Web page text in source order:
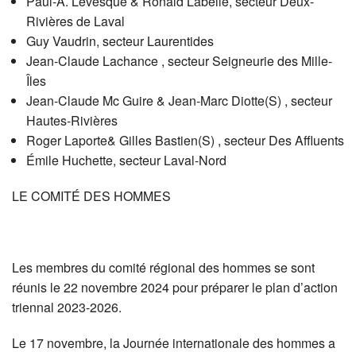
Rivières de Laval
Guy Vaudrin, secteur Laurentides
Jean-Claude Lachance , secteur Seigneurie des Mille-
Îles
Jean-Claude Mc Guire & Jean-Marc Diotte(S) , secteur
Hautes-Rivières
Roger Laporte& Gilles Bastien(S) , secteur Des Affluents
Émile Huchette, secteur Laval-Nord
LE COMITÉ DES HOMMES
Les membres du comité régional des hommes se sont
réunis le 22 novembre 2024 pour préparer le plan d’action
triennal 2023-2026.
Le 17 novembre, la Journée internationale des hommes a